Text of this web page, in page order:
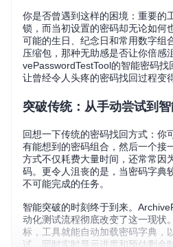
你是否曾遇到这样的困境：重要的
锁，而当初设置的密码却无论如何
可能的生日、纪念日和常用数字组
压缩包，那种无助感是否让你倍感
vePasswordTestTool的智能密码找
让曾经令人头疼的密码找回过程变
突破传统：从手动尝试到
回想一下传统的密码找回方式：你
有能想到的密码组合，然后一个接
方式不仅耗费大量时间，还常常因
码。更令人沮丧的是，当密码字典
不可能完成的任务。
智能突破的时刻终于到来。
动化测试流程彻底改变了这一现状
标，工具就能自动加载密码字典，
试，同时实时显示进度和预估剩余